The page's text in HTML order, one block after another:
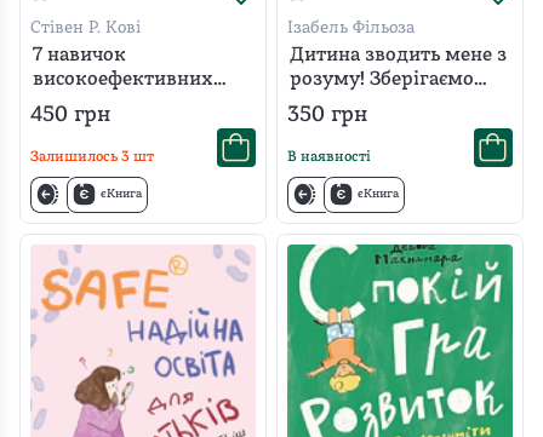
Стівен Р. Кові
7 навичок
високоефективних
сімей. Як створити
гармонійну родину у
цьому бентежному
світі
450 грн
Залишилось 3 шт
єКнига
Ізабель Фільоза
Дитина зводить мене з
розуму! Зберігаємо
спокій у вік
вередувань та
впертості. 6-11 років
350 грн
В наявності
єКнига